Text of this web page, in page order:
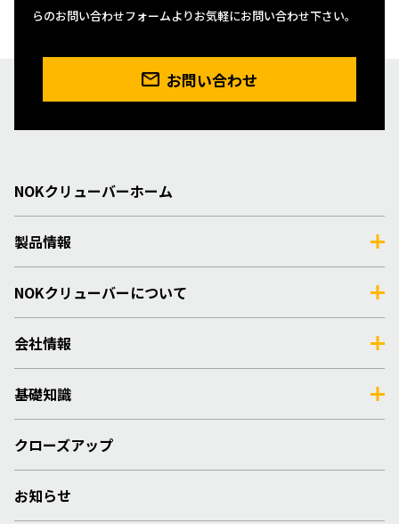
らのお問い合わせフォームよりお気軽にお問い合わせ下さい。
お問い合わせ
NOKクリューバーホーム
製品情報
NOKクリューバーについて
会社情報
基礎知識
クローズアップ
お知らせ